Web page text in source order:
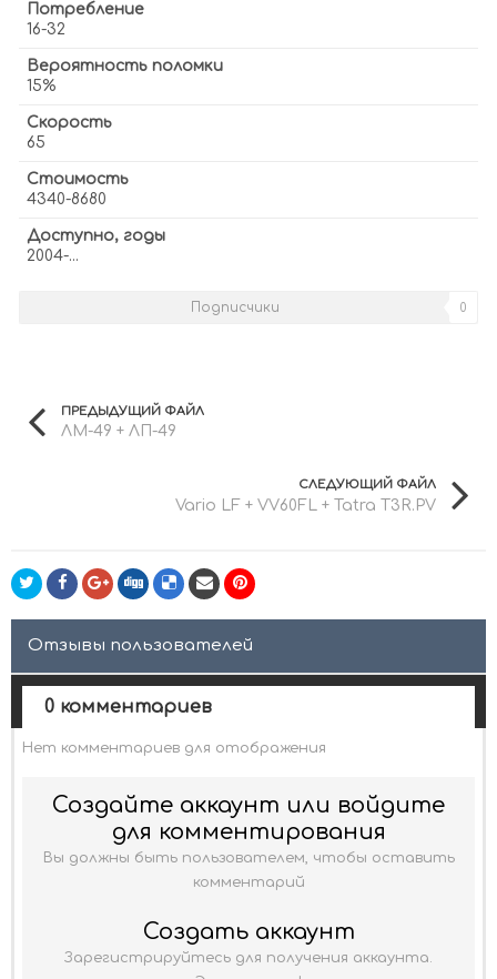
Потребление
16-32
Вероятность поломки
15%
Скорость
65
Стоимость
4340-8680
Доступно, годы
2004-...
Подписчики 0
ПРЕДЫДУЩИЙ ФАЙЛ
ЛМ-49 + ЛП-49
СЛЕДУЮЩИЙ ФАЙЛ
Vario LF + VV60FL + Tatra T3R.PV
Отзывы пользователей
0 комментариев
Нет комментариев для отображения
Создайте аккаунт или войдите
для комментирования
Вы должны быть пользователем, чтобы оставить
комментарий
Создать аккаунт
Зарегистрируйтесь для получения аккаунта.